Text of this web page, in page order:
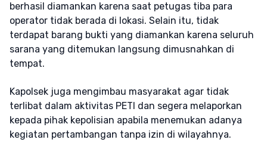
berhasil diamankan karena saat petugas tiba para
operator tidak berada di lokasi. Selain itu, tidak
terdapat barang bukti yang diamankan karena seluruh
sarana yang ditemukan langsung dimusnahkan di
tempat.
Kapolsek juga mengimbau masyarakat agar tidak
terlibat dalam aktivitas PETI dan segera melaporkan
kepada pihak kepolisian apabila menemukan adanya
kegiatan pertambangan tanpa izin di wilayahnya.